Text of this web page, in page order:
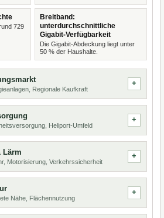
729
Breitband:
unterdurchschnittliche
Gigabit-Verfügbarkeit
Die Gigabit-Abdeckung liegt unter
50 % der Haushalte.
Regionale Kaufkraft
Heliport-Umfeld
Lärm
Motorisierung, Verkehrssicherheit
Nähe, Flächennutzung